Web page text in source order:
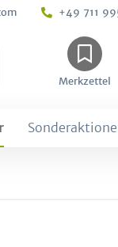
+49 711
Merkzettel